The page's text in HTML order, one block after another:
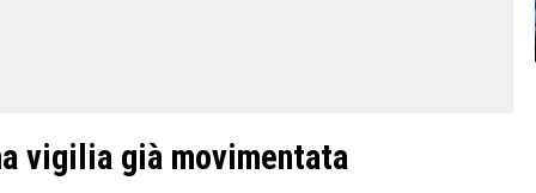
vigilia già movimentata